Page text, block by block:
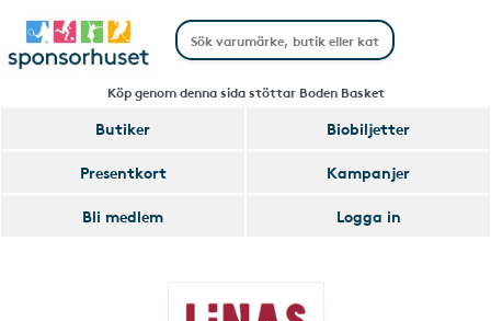
Köp genom denna sida stöttar Boden Basket
Butiker
Biobiljetter
Presentkort
Kampanjer
Bli medlem
Logga in